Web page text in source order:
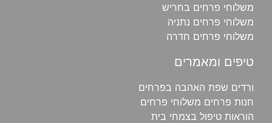
משלוחי פרחים בחריש
משלוחי פרחים נתניה
משלוחי פרחים חדרה
טיפים ומאמרים
ורדים שפת האהבה בפרחים
חנות פרחים משלוחי פרחים
הוראות טיפול בצמחי בית